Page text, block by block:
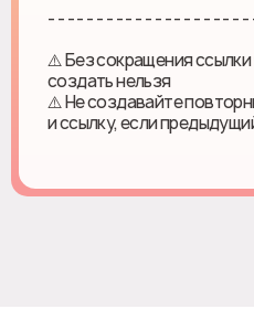
- - - - - - - - - - - - - - - - - - - -
⚠️ Без сокращения
создать нельзя
⚠️ Не создавайте
и ссылку, если